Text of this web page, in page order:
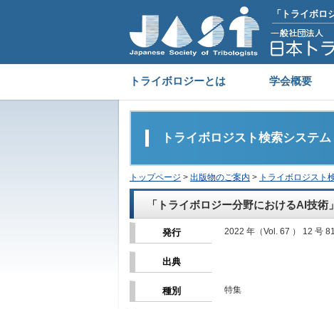
「トライボロ
トライボロジーとは 学会概要
トライボロジスト検索システム
トップページ > 出版物のご案内 > トライボロジスト
「トライボロジー分野におけるAI技
発行 2022 年（Vol. 67 ） 12 号
出典
種別 特集